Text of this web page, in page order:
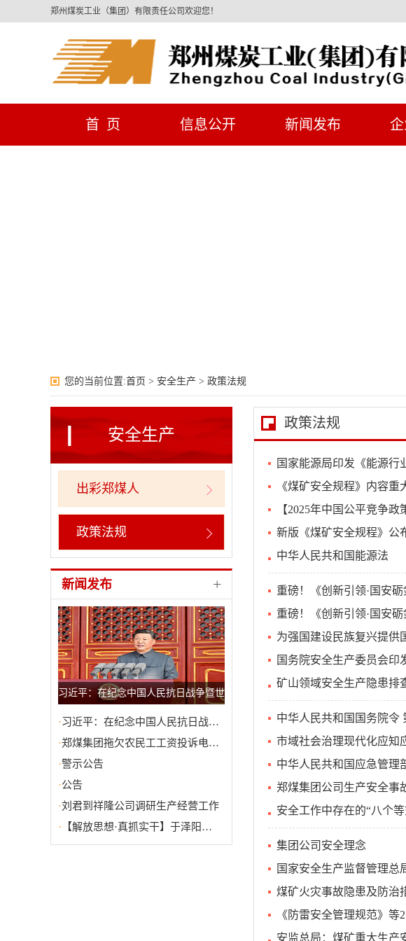
郑州煤炭工业（集团）有限责任公司欢迎您！
首 页 信息公开 新闻发布
您的当前位置:首页 > 安全生产 > 政策法规
安全生产
出彩郑煤人
政策法规
新闻发布 +
习近平：在纪念中国人民抗日战争暨世
界反法西斯战争胜利80周年大会上的讲
话
·习近平：在纪念中国人民抗日战…
·郑煤集团拖欠农民工工资投诉电…
·警示公告
·公告
·刘君到祥隆公司调研生产经营工作
· 【解放思想·真抓实干】于泽阳…
政策法规
国家能源局印发《能源行
《煤矿安全规程》内容重
【2025年中国公平竞争
新版《煤矿安全规程》公
中华人民共和国能源法
重磅！《创新引领·国安
重磅！《创新引领·国安
为强国建设民族复兴提
国务院安全生产委员会
矿山领域安全生产隐患排
中华人民共和国国务院令
市域社会治理现代化应知
中华人民共和国应急管理
郑煤集团公司生产安全事
安全工作中存在的“八个
集团公司安全理念
国家安全生产监督管理总
煤矿火灾事故隐患及防治
《防雷安全管理规范》等
安监总局：煤矿重大生产